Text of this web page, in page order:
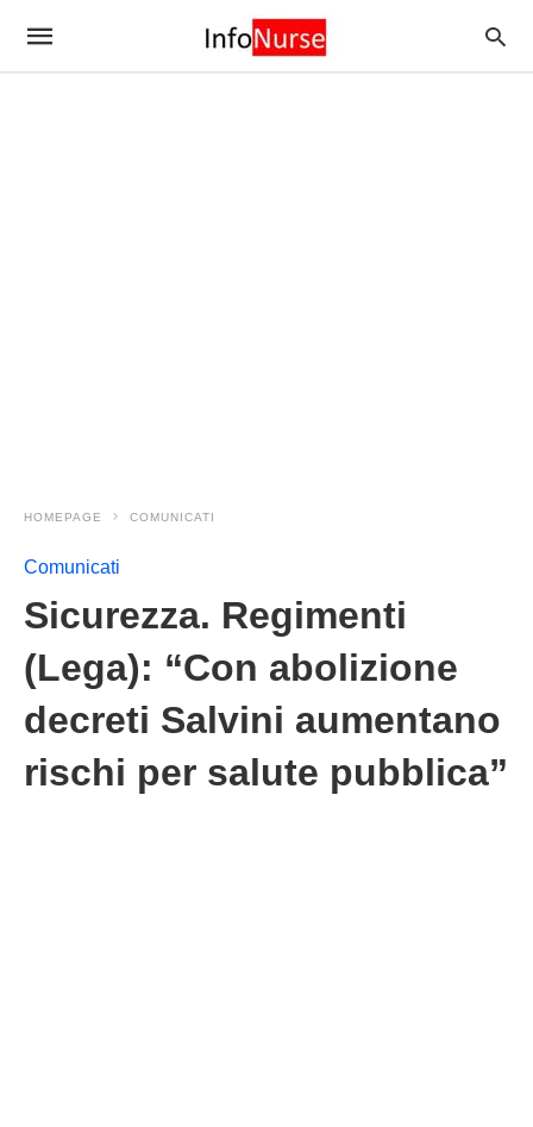
HOMEPAGE COMUNICATI
Comunicati
Sicurezza. Regimenti
(Lega): “Con abolizione
decreti Salvini aumentano
rischi per salute pubblica”